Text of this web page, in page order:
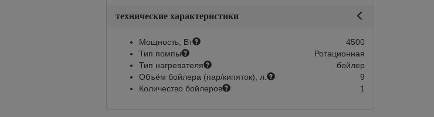
технические характеристики
Мощность, Вт
4500
Тип помпы
Ротационная
Тип нагревателя
бойлер
Объём бойлера (пар/кипяток), л.
9
Количество бойлеров
1